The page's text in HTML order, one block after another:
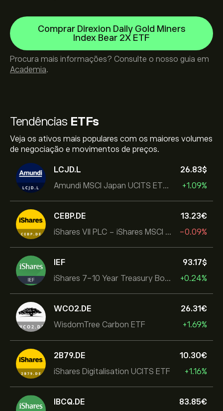
Tendências ETFs
Veja os ativos mais populares com os maiores volumes
de negociação e movimentos de preços.
LCJD.L
Amundi MSCI Japan UCITS ETF Acc
26.83‎$‎
+1.09%
CEBP.DE
iShares VII PLC - iShares MSCI EMU USD Hedged UCITS ETF
13.23‎€‎
-0.09%
IEF
iShares 7-10 Year Treasury Bond ETF
93.17‎$‎
+0.24%
WCO2.DE
WisdomTree Carbon ETF
26.31‎€‎
+1.69%
2B79.DE
iShares Digitalisation UCITS ETF
10.30‎€‎
+1.16%
IBCQ.DE
83.85‎€‎
Comprar Direxion Daily Gold Miners
Index Bear 2X ETF
Procura mais informações? Consulte o nosso guia em
Academia.